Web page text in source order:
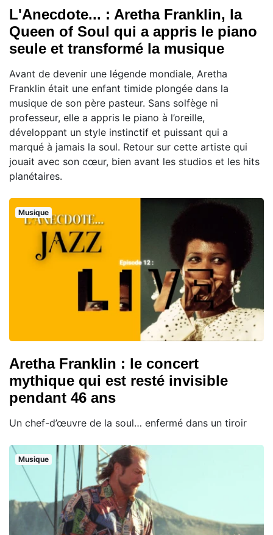
L'Anecdote... : Aretha Franklin, la
Queen of Soul qui a appris le piano
seule et transformé la musique
Avant de devenir une légende mondiale, Aretha
Franklin était une enfant timide plongée dans la
musique de son père pasteur. Sans solfège ni
professeur, elle a appris le piano à l’oreille,
développant un style instinctif et puissant qui a
marqué à jamais la soul. Retour sur cette artiste qui
jouait avec son cœur, bien avant les studios et les hits
planétaires.
Musique
Aretha Franklin : le concert
mythique qui est resté invisible
pendant 46 ans
Un chef-d’œuvre de la soul… enfermé dans un tiroir
Musique